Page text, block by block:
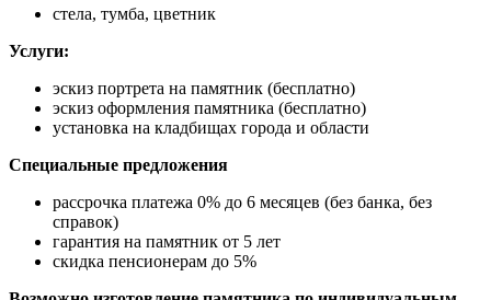
стела, тумба, цветник
Услуги:
эскиз портрета на памятник (бесплатно)
эскиз оформления памятника (бесплатно)
установка на кладбищах города и области
Специальные предложения
рассрочка платежа 0% до 6 месяцев (без банка, без
справок)
гарантия на памятник от 5 лет
скидка пенсионерам до 5%